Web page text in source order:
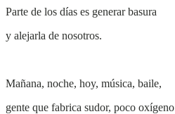
Parte de los días es generar basura
y alejarla de nosotros.
Mañana, noche, hoy, música, baile,
gente que fabrica sudor, poco oxígeno